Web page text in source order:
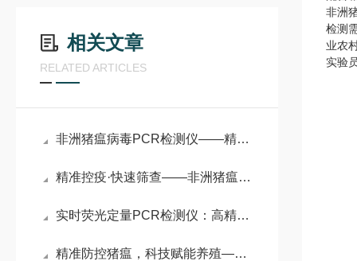
相关文章
RELATED ARTICLES
非洲猪瘟病毒PCR检测仪——精准溯源防隐患，科技筑牢生猪防疫防线
精准控疫·快速筛查——非洲猪瘟病毒荧光定量PCR检测仪
实时荧光定量PCR检测仪：高精定量、极速检测，构筑分子实验核心利器
精准防控猪瘟，科技赋能养殖——猪瘟实时荧光定量PCR检测仪解析
非洲
检测
业农
实验